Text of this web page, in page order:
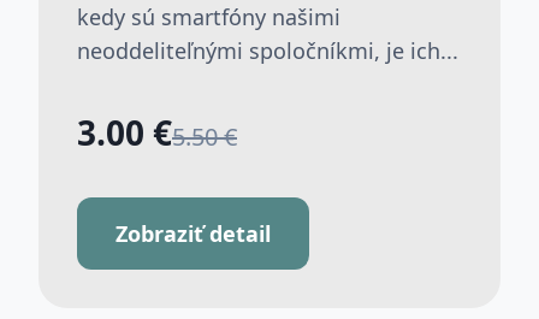
kedy sú smartfóny našimi
neoddeliteľnými spoločníkmi, je ich...
3.00 €5.50 €
Zobraziť detail